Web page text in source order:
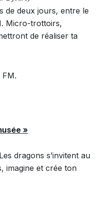
de deux jours, entre le
Micro-trottoirs,
de réaliser ta
»
dragons s’invitent au
imagine et crée ton